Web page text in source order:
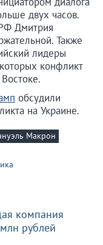
двух часов.
Дмитрия
Также
лидеры
конфликт
обсудили
на Украине.
Макрон
компания
рублей